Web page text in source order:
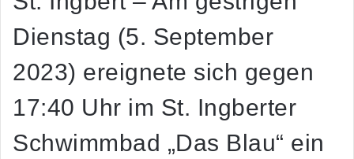
Dienstag (5. September
2023) ereignete sich gegen
17:40 Uhr im St. Ingberter
Schwimmbad „Das Blau“ ein